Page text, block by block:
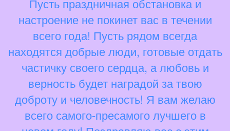
Пусть праздничная обстановка и
настроение не покинет вас в течении
всего года! Пусть рядом всегда
находятся добрые люди, готовые отдать
частичку своего сердца, а любовь и
верность будет наградой за твою
доброту и человечность! Я вам желаю
всего самого-пресамого лучшего в